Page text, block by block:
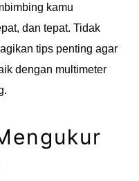
kamu
dan tepat. Tidak
tips penting agar
dengan multimeter